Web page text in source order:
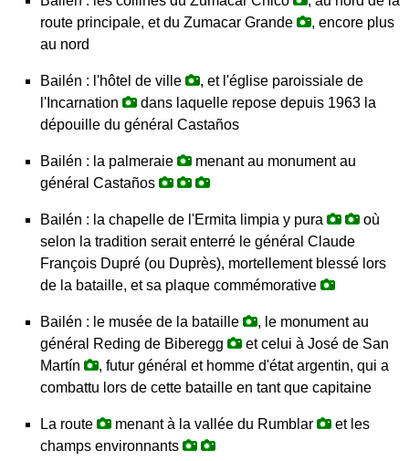
route principale, et du Zumacar Grande
, encore plus
au nord
Bailén : l'hôtel de ville
, et l'église paroissiale de
l'Incarnation
dans laquelle repose depuis 1963 la
dépouille du général Castaños
Bailén : la palmeraie
menant au monument au
général Castaños
Bailén : la chapelle de l'Ermita limpia y pura
où
selon la tradition serait enterré le général Claude
François Dupré (ou Duprès), mortellement blessé lors
de la bataille, et sa plaque commémorative
Bailén : le musée de la bataille
, le monument au
général Reding de Biberegg
et celui à José de San
Martín
, futur général et homme d'état argentin, qui a
combattu lors de cette bataille en tant que capitaine
La route menant à la vallée du Rumblar
et les
champs environnants